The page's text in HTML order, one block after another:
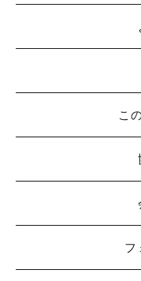
こ
フ